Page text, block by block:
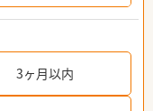
3ヶ月以内